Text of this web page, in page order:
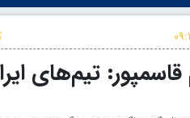
در استان بوشهر صادر شد
قاسمپور: تیم‌های